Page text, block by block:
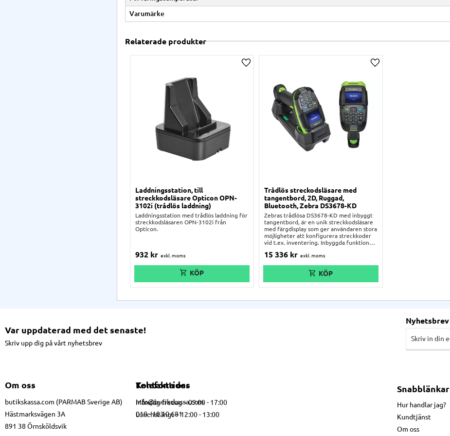
Varumärke
Relaterade produkter
Laddningsstation, till
streckkodsläsare Opticon OPN-
3102i (trådlös laddning)
Laddningsstation med trådlös laddning för
streckkodsläsaren OPN-3102i från
Opticon.
932 kr
Lägg till i önskelista
Trådlös streckodsläsare med
tangentbord, 2D, Ruggad,
Bluetooth, Zebra DS3678-KD
Zebras trådlösa DS3678-KD med inbyggt
tangentbord, är en unik streckkodsläsare
med färgdisplay som ger användaren stora
möjligheter att konfigurera streckkoder
vid t.ex. inventering. Inbyggda funktioner
mycket annat, gör DS3678-KD till en unik
fallskydd från 3 meter. Enastående
läsmotor som klarar smutsiga, skadade och
otydliga streckkoder bakom plast eller
15 336 kr
Lägg till i önskelista
Var uppdaterad med det senaste!
Skriv upp dig på vårt nyhetsbrev
Nyhetsbrev
Om oss
butikskassa.com (PARMAB Sverige AB)
Hästmarksvägen 3A
891 38 Örnsköldsvik
Kontakta oss
info@butikskassa.com
010 - 10 10 681
Telefontider
Måndag-fredag – 09:00 - 17:00
Lunchstängt – 12:00 - 13:00
Snabblänkar
Hur handlar jag?
Kundtjänst
Om oss